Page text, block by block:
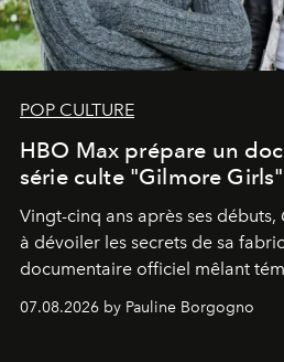
POP CULTURE
HBO Max prépare un
série culte "Gilmore Girls"
Vingt-cinq ans après ses débuts,
à dévoiler les secrets de sa
documentaire officiel mêlant
inédites et plongée dans les
générationnel.
07.08.2026 by Pauline Borgogno